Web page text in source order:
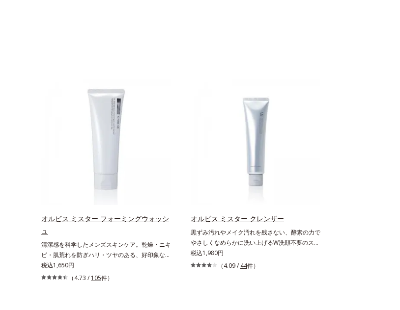
オルビス ミスター フォーミングウォッシ
ュ
清潔感を科学したメンズスキンケア。乾燥・ニキ
ビ・肌荒れを防ぎハリ・ツヤのある、好印象な清
潔透明肌(*1)へ。オルビス ミスターは、男性の清
潔感、爽やかさ、若々しさの印象を科学的に検証
税込1,650円
（4.73 / 105件）
オルビス ミスター クレンザー
黒ずみ汚れやメイク汚れを残さない、酵素の力で
やさしくなめらかに洗い上げるW洗顔不要のスペ
シャルクレンザー。過剰な皮脂とその皮脂汚れが
詰まって発生する黒ずみ汚れに着目。古い角層を
税込1,980円
（4.09 / 44件）